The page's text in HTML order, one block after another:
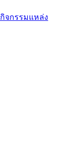
จกรรมแหล่ง